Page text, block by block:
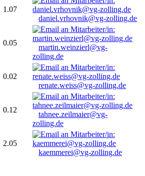
1.07
daniel.vrhovnik@vg-zolling.de
0.05
martin.weinzierl@vg-
zolling.de
0.02
renate.weiss@vg-zolling.de
0.12
tahnee.zeilmaier@vg-
zolling.de
2.05
kaemmerei@vg-zolling.de